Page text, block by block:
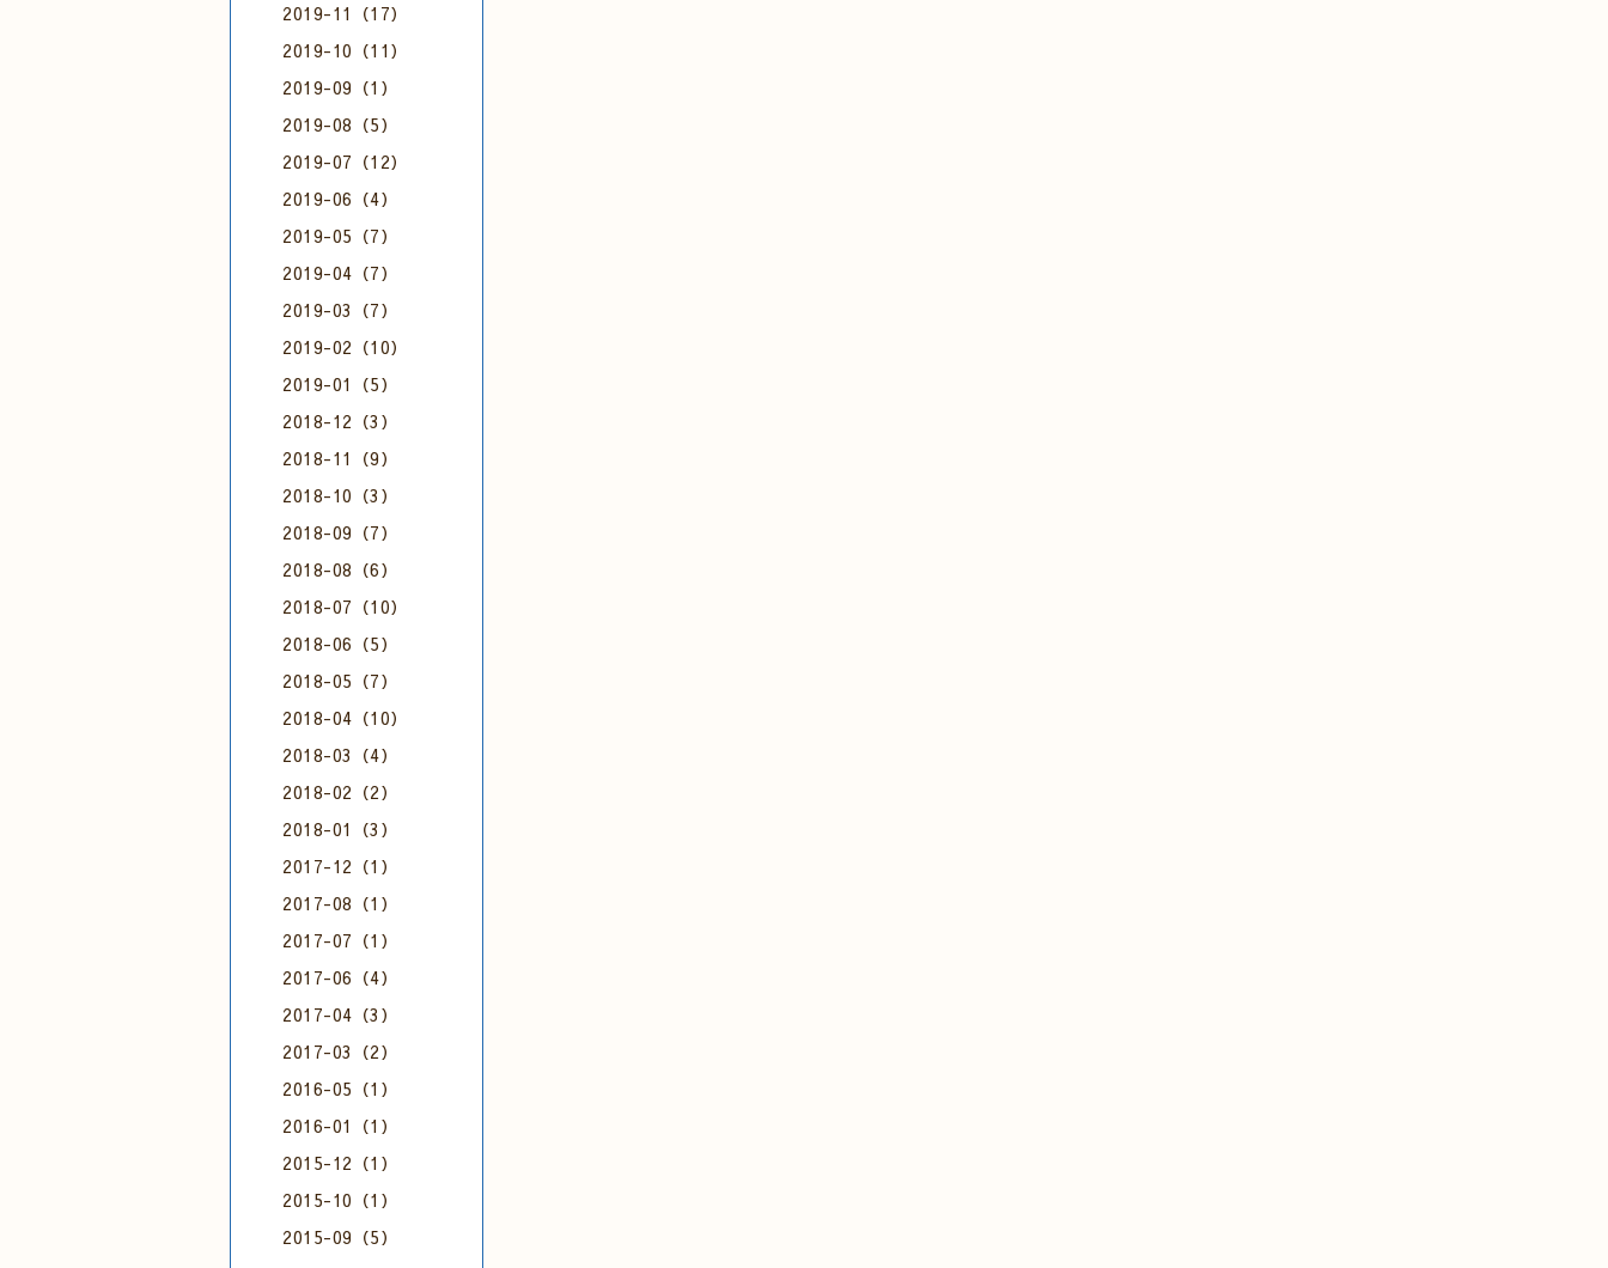
2019-11（17）
2019-10（11）
2019-09（1）
2019-08（5）
2019-07（12）
2019-06（4）
2019-05（7）
2019-04（7）
2019-03（7）
2019-02（10）
2019-01（5）
2018-12（3）
2018-11（9）
2018-10（3）
2018-09（7）
2018-08（6）
2018-07（10）
2018-06（5）
2018-05（7）
2018-04（10）
2018-03（4）
2018-02（2）
2018-01（3）
2017-12（1）
2017-08（1）
2017-07（1）
2017-06（4）
2017-04（3）
2017-03（2）
2016-05（1）
2016-01（1）
2015-12（1）
2015-10（1）
2015-09（5）